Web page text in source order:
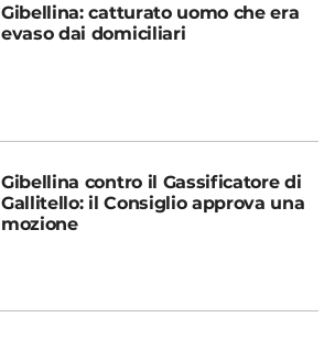
Gibellina: catturato uomo che era
evaso dai domiciliari
Gibellina contro il Gassificatore di
Gallitello: il Consiglio approva una
mozione